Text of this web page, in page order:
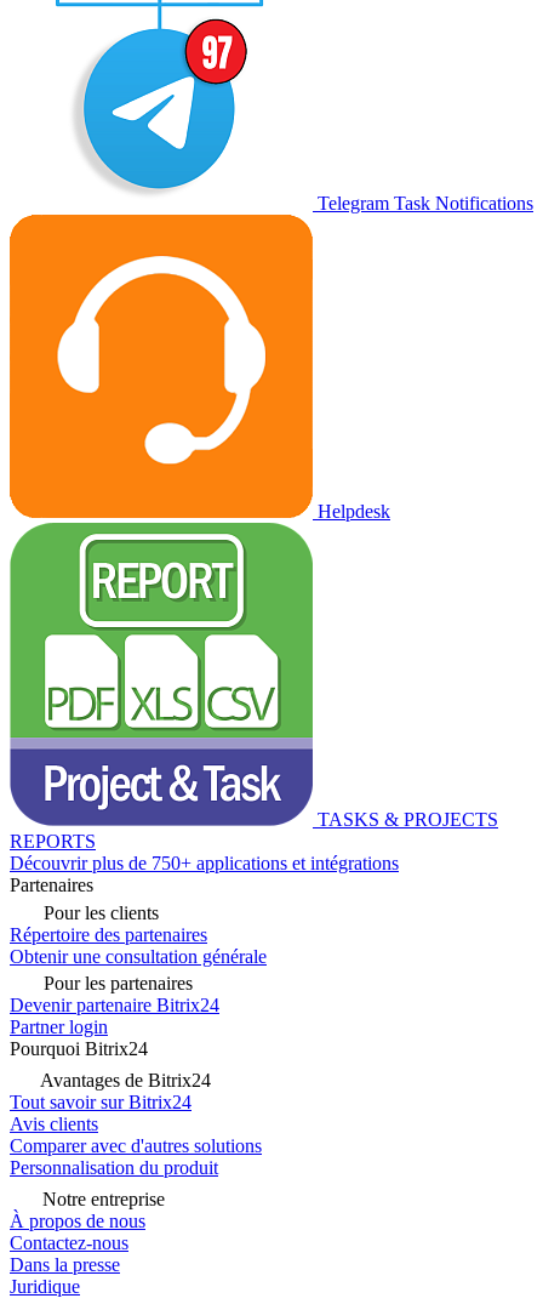
Telegram Task Notifications
Helpdesk
TASKS & PROJECTS
REPORTS
Découvrir plus de 750+ applications et intégrations
Partenaires
Pour les clients
Répertoire des partenaires
Obtenir une consultation générale
Pour les partenaires
Devenir partenaire Bitrix24
Partner login
Pourquoi Bitrix24
Avantages de Bitrix24
Tout savoir sur Bitrix24
Avis clients
Comparer avec d'autres solutions
Personnalisation du produit
Notre entreprise
À propos de nous
Contactez-nous
Dans la presse
Juridique